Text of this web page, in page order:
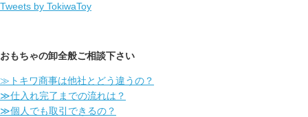
Tweets by TokiwaToy
おもちゃの卸全般ご相談下さい
≫トキワ商事は他社とどう違うの？
≫仕入れ完了までの流れは？
≫個人でも取引できるの？